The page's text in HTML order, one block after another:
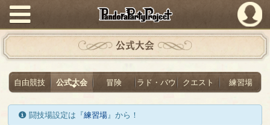
PandoraPartyProject
公式大会
自由競技 公式大会 冒険 ラド・バウ クエスト 練習場
闘技場設定は『練習場』から！